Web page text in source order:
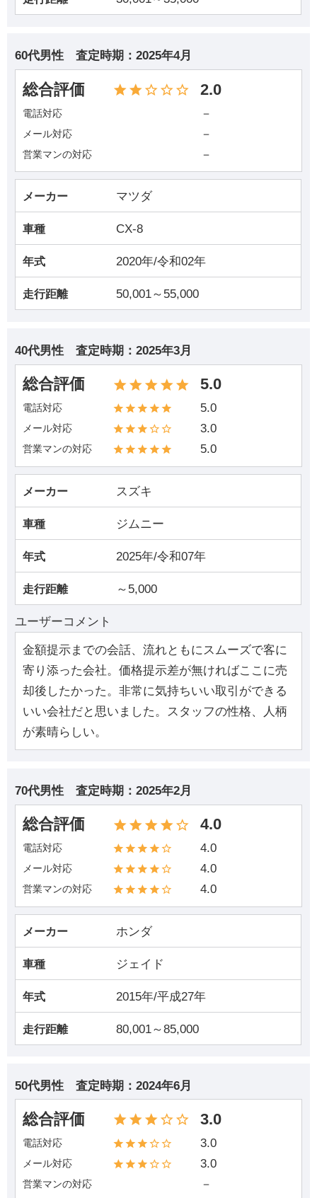
60代男性 査定時期： 2025年4月
総合評価 2.0
電話対応 －
メール対応 －
営業マンの対応 －
メーカー マツダ
車種 CX-8
年式 2020年/令和02年
走行距離 50,001～55,000
40代男性 査定時期： 2025年3月
総合評価 5.0
電話対応 5.0
メール対応 3.0
営業マンの対応 5.0
メーカー スズキ
車種 ジムニー
年式 2025年/令和07年
走行距離 ～5,000
ユーザーコメント
金額提示までの会話、流れともにスムーズで客に
寄り添った会社。価格提示差が無ければここに売
却後したかった。非常に気持ちいい取引ができる
いい会社だと思いました。スタッフの性格、人柄
が素晴らしい。
70代男性 査定時期： 2025年2月
総合評価 4.0
電話対応 4.0
メール対応 4.0
営業マンの対応 4.0
メーカー ホンダ
車種 ジェイド
年式 2015年/平成27年
走行距離 80,001～85,000
50代男性 査定時期： 2024年6月
総合評価 3.0
電話対応 3.0
メール対応 3.0
営業マンの対応 －